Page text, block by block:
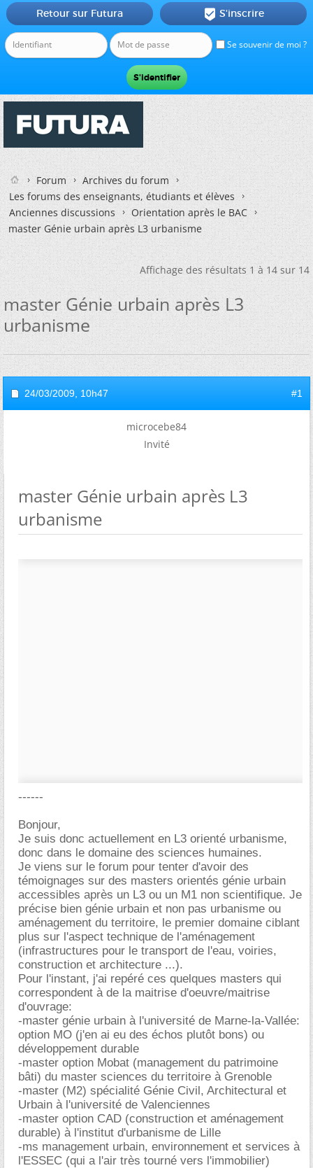
Se souvenir de moi ?
Retour sur Futura  S'inscrire
Forum
Archives du forum
Les forums des enseignants, étudiants et élèves
Anciennes discussions
Orientation après le BAC
master Génie urbain après L3 urbanisme
Affichage des résultats 1 à 14 sur 14
master Génie urbain après L3
urbanisme
24/03/2009, 10h47 #1
microcebe84
Invité
master Génie urbain après L3
urbanisme
------
Bonjour,
Je suis donc actuellement en L3 orienté urbanisme,
donc dans le domaine des sciences humaines.
Je viens sur le forum pour tenter d'avoir des
témoignages sur des masters orientés génie urbain
accessibles après un L3 ou un M1 non scientifique. Je
précise bien génie urbain et non pas urbanisme ou
aménagement du territoire, le premier domaine ciblant
plus sur l'aspect technique de l'aménagement
(infrastructures pour le transport de l'eau, voiries,
construction et architecture ...).
Pour l'instant, j'ai repéré ces quelques masters qui
correspondent à de la maitrise d'oeuvre/maitrise
d'ouvrage:
-master génie urbain à l'université de Marne-la-Vallée:
option MO (j'en ai eu des échos plutôt bons) ou
développement durable
-master option Mobat (management du patrimoine
bâti) du master sciences du territoire à Grenoble
-master (M2) spécialité Génie Civil, Architectural et
Urbain à l'université de Valenciennes
-master option CAD (construction et aménagement
durable) à l'institut d'urbanisme de Lille
-ms management urbain, environnement et services à
l'ESSEC (qui a l'air très tourné vers l'immobilier)